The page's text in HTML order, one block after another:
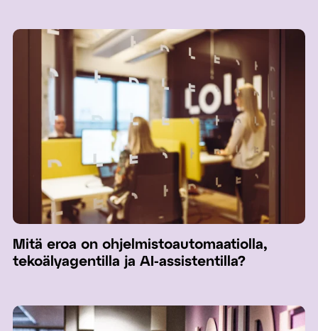
Mitä eroa on ohjelmistoautomaatiolla,
tekoälyagentilla ja AI-assistentilla?